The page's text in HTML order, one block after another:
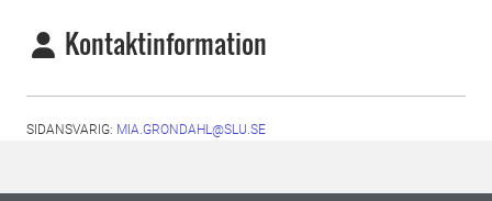
Kontaktinformation
SIDANSVARIG: MIA.GRONDAHL@SLU.SE